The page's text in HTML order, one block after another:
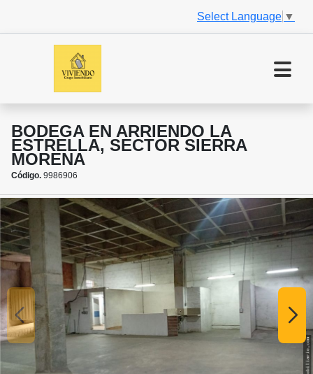
Select Language ▼
BODEGA EN ARRIENDO LA
ESTRELLA, SECTOR SIERRA
MORENA
Código. 9986906